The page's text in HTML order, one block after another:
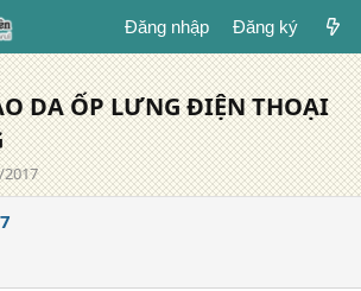
Đăng nhập Đăng ký
DA ỐP LƯNG ĐIỆN THOẠI